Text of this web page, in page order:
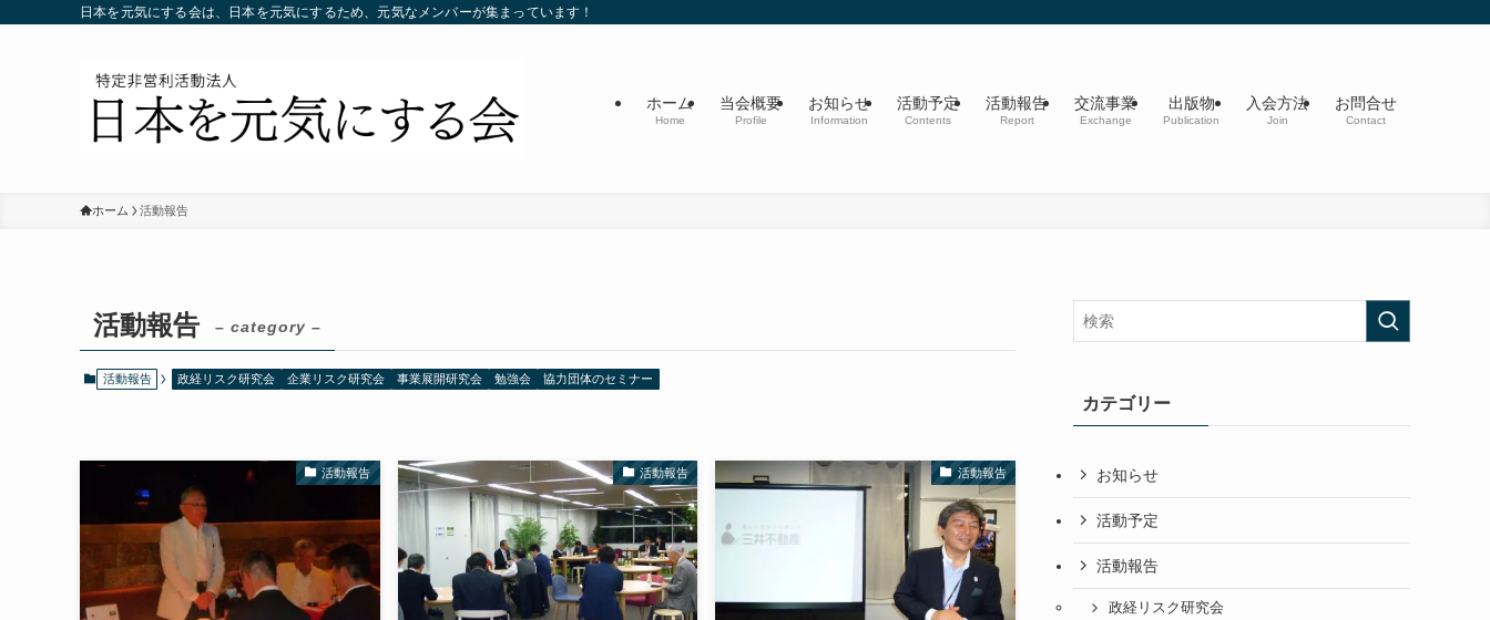
日本を元気にする会は、日本を元気にするため、元気なメンバーが集まっています！
ホーム
Home
当会概要
Profile
お知らせ
Information
活動予定
Contents
活動報告
Report
交流事業
Exchange
出版物
Publication
入会方法
Join
お問合せ
Contact
ホーム 活動報告
活動報告 – category –
活動報告 政経リスク研究会 企業リスク研究会 事業展開研究会 勉強会 協力団体のセミナー
活動報告 活動報告 活動報告
カテゴリー
お知らせ
活動予定
活動報告
政経リスク研究会